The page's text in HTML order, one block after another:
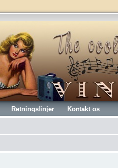
Retningslinjer Kontakt os